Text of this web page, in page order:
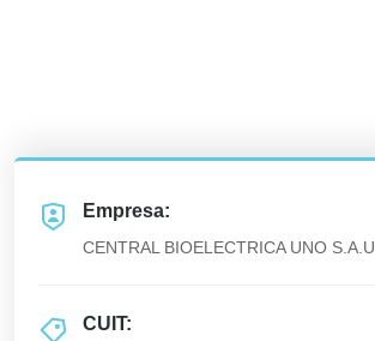
Empresa:
CENTRAL BIOELECTRICA UNO S.A.U
CUIT: